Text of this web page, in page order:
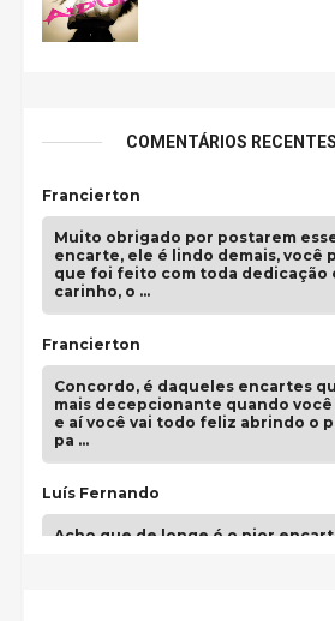
COMENTÁRIOS RECENTES
Francierton
Muito obrigado por postarem
encarte, ele é lindo demais, você
que foi feito com toda dedicação
carinho, o …
Francierton
Concordo, é daqueles encartes
mais decepcionante quando você
e aí você vai todo feliz abrindo o
pa …
Luís Fernando
Acho que de longe é o pior